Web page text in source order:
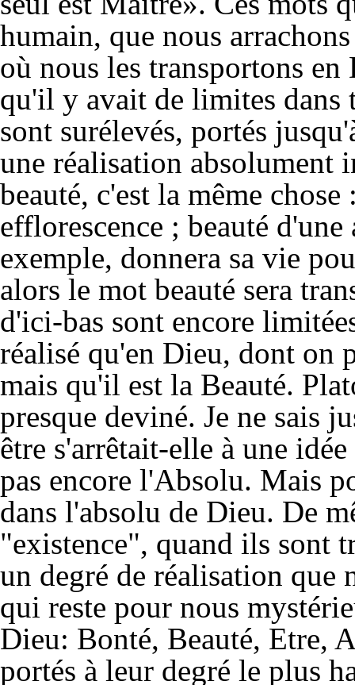
humain, que nous
où nous les transportons
qu'il y avait de limites dans
sont surélevés, portés
une réalisation absolument
beauté, c'est la même
efflorescence ; beauté
exemple, donnera sa vie
alors le mot beauté sera
d'ici-bas sont encore
réalisé qu'en Dieu, dont on
mais qu'il est la Beauté.
presque deviné. Je ne sais
être s'arrêtait-elle à une
pas encore l'Absolu. Mais
dans l'absolu de Dieu. De
"existence", quand ils sont
un degré de réalisation que
qui reste pour nous
Dieu: Bonté, Beauté, Etre,
portés à leur degré le plus